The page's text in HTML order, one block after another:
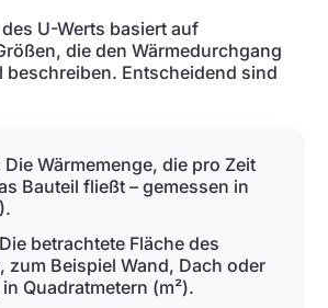
U-Werts basiert auf
die den Wärmedurchgang
beschreiben. Entscheidend sind
Die Wärmemenge, die pro Zeit
Bauteil fließt – gemessen in
Die betrachtete Fläche des
zum Beispiel Wand, Dach oder
in Quadratmetern (m²).